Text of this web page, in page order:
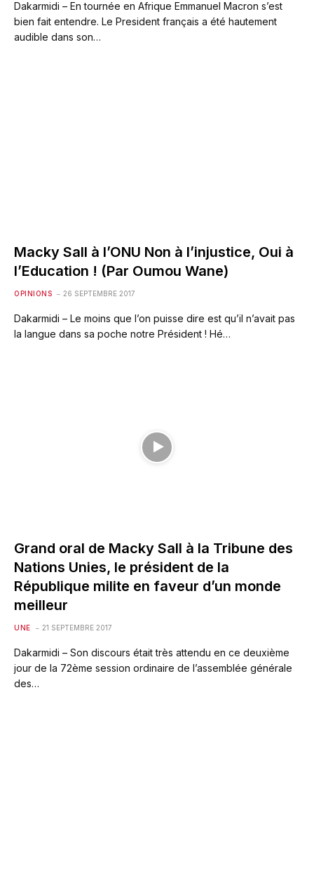
Dakarmidi – En tournée en Afrique Emmanuel Macron s’est
bien fait entendre. Le President français a été hautement
audible dans son…
Macky Sall à l’ONU Non à l’injustice, Oui à
l’Education ! (Par Oumou Wane)
OPINIONS 26 SEPTEMBRE 2017
Dakarmidi – Le moins que l’on puisse dire est qu’il n’avait pas
la langue dans sa poche notre Président ! Hé…
Grand oral de Macky Sall à la Tribune des
Nations Unies, le président de la
République milite en faveur d’un monde
meilleur
UNE 21 SEPTEMBRE 2017
Dakarmidi – Son discours était très attendu en ce deuxième
jour de la 72ème session ordinaire de l’assemblée générale
des…